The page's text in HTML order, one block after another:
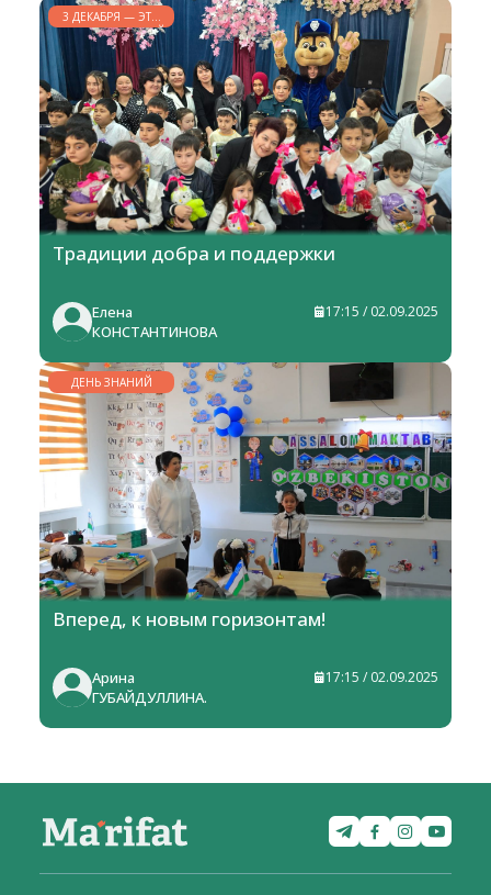
3 ДЕКАБРЯ — ЭТО
МЕЖДУНАРОДНЫЙ
ДЕНЬ ИНВАЛИДОВ
Традиции добра и поддержки
Елена
КОНСТАНТИНОВА
17:15 / 02.09.2025
ДЕНЬ ЗНАНИЙ
Вперед, к новым горизонтам!
Арина
ГУБАЙДУЛЛИНА.
17:15 / 02.09.2025